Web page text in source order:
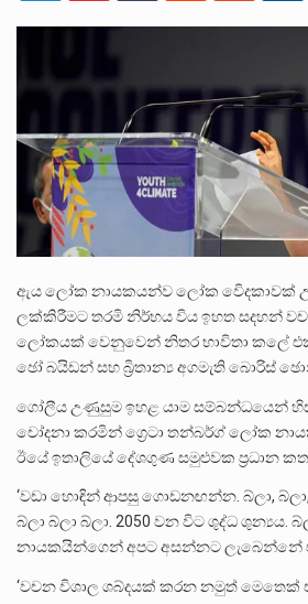
ඇය ලෝක නායකයන්ව ලෝක වෙිදකාවක්
ලක්කිරීමට තරමි නිර්භය විය ඉහත සදහන්
ලෝකයක් වෙනුවෙන් නිතර භාවිතා කලේ
ඡෝ බයිඩන් සහ බ්‍රිතාන්‍ය අගමැති බොරිස්
ගෝලීය උණුසුම ඉහළ යාම සම්බන්ධයෙන්
චෝදනා කරමින් ග්‍රෙටා තන්බර්ග් ලෝක
ඊයේ ඉතාලියේ දේශගුණ සමුළුවක ප්‍රධාන
‘වඩා හොඳින් ආපසු ගොඩනඟන්න. බ්ලා,
බ්ලා බ්ලා බ්ලා. 2050 වන විට ශුද්ධ ශුන්‍යය.
නායකයින්ගෙන් අපට අසන්නට ලැබෙන්නේ
‘වචන විශාල ශබ්දයක් කරන නමුත් මෙතෙක්